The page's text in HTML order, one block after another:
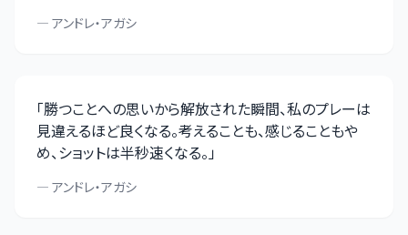
— アンドレ・アガシ
「勝つことへの思いから解放された瞬間、私のプレーは
見違えるほど良くなる。考えることも、感じることもや
め、ショットは半秒速くなる。」
— アンドレ・アガシ